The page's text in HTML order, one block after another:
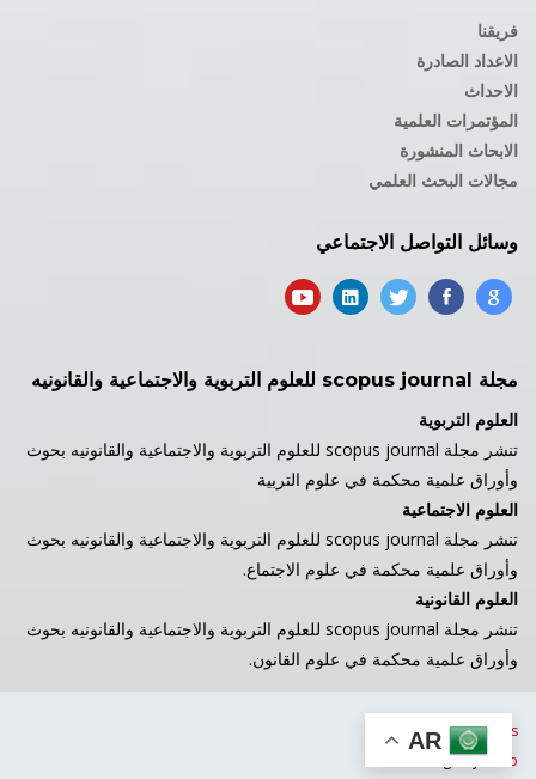
فريقنا
الاعداد الصادرة
الاحداث
المؤتمرات العلمية
الابحاث المنشورة
مجالات البحث العلمي
وسائل التواصل الاجتماعي
مجلة scopus journal للعلوم التربوية والاجتماعية والقانونيه
العلوم التربوية
تنشر مجلة scopus journal للعلوم التربوية والاجتماعية والقانونيه بحوث
وأوراق علمية محكمة في علوم التربية
العلوم الاجتماعية
تنشر مجلة scopus journal للعلوم التربوية والاجتماعية والقانونيه بحوث
وأوراق علمية محكمة في علوم الاجتماع.
العلوم القانونية
تنشر مجلة scopus journal للعلوم التربوية والاجتماعية والقانونيه بحوث
وأوراق علمية محكمة في علوم القانون.
Copyright© 2024-
esls
Design by:Web
AR